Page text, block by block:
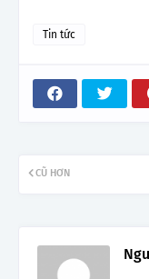
Tin tức
CŨ HƠN